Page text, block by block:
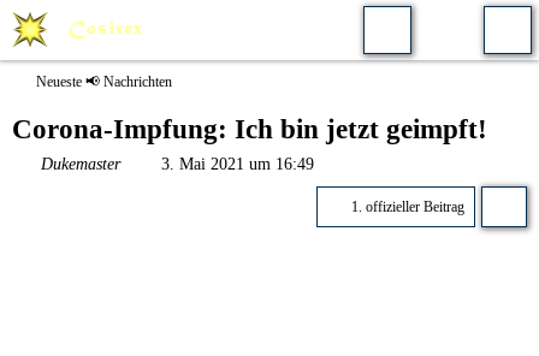
Neueste 📢 Nachrichten
Corona-Impfung: Ich bin jetzt geimpft!
Dukemaster 3. Mai 2021 um 16:49
1. offizieller Beitrag